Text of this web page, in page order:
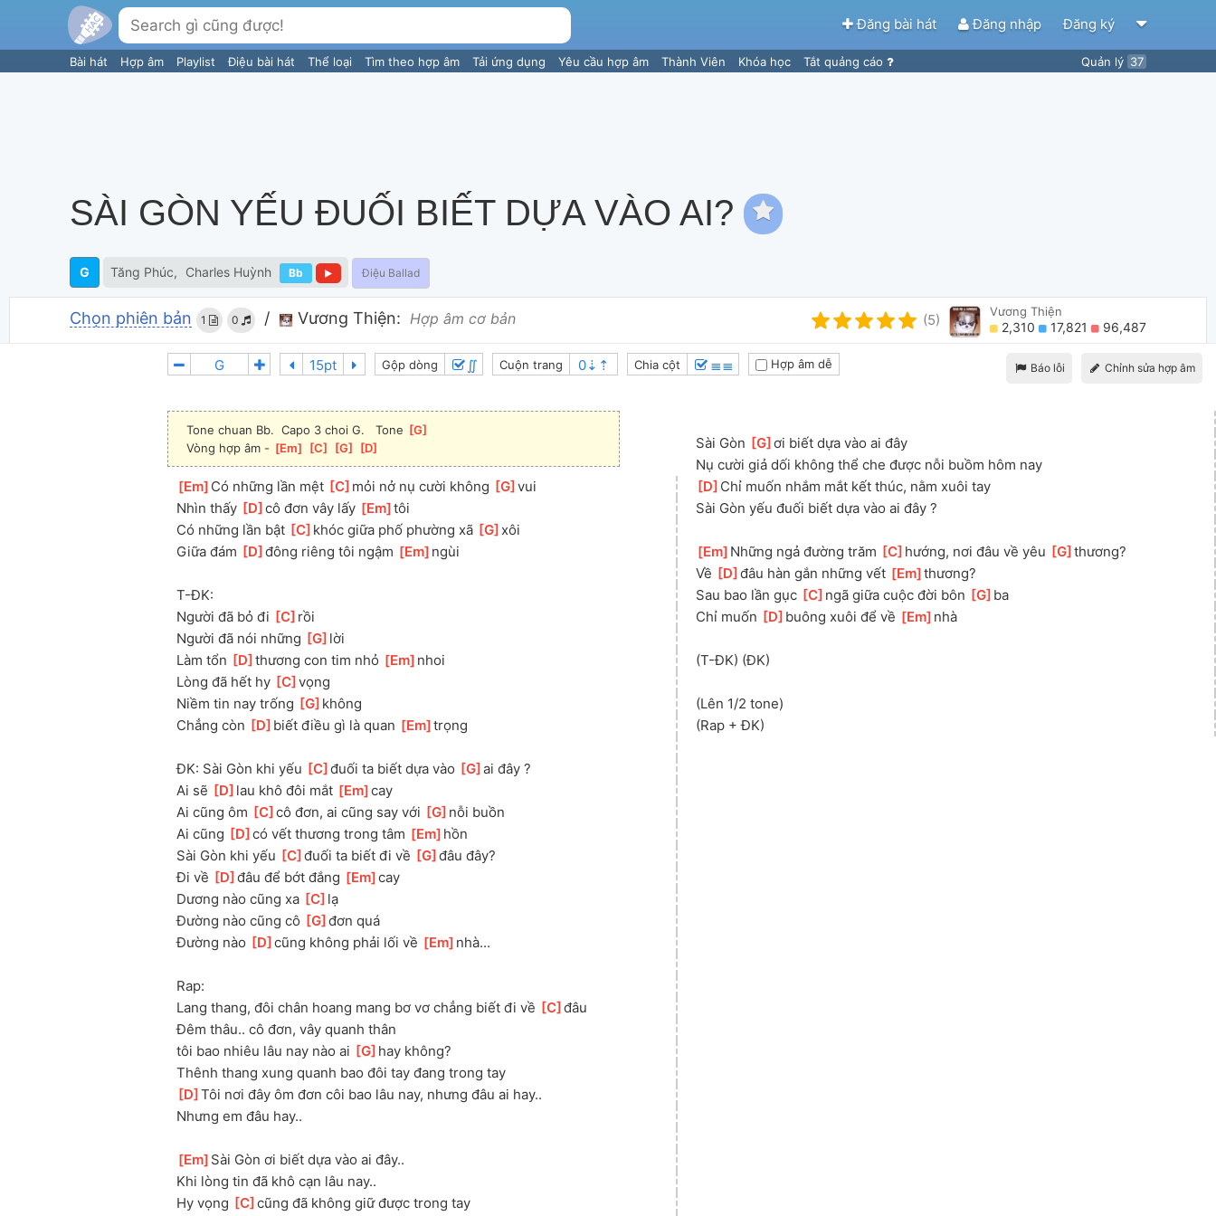
Đăng bài hát Đăng nhập Đăng ký
Bài hát Hợp âm Playlist Điệu bài hát Thể loại Tìm theo hợp âm Tải ứng dụng Yêu cầu hợp âm Thành Viên Khóa học Tắt quảng cáo Quản lý 37
SÀI GÒN YẾU ĐUỐI BIẾT DỰA VÀO AI?
G Tăng Phúc Charles Huỳnh Bb Điệu Ballad
Chọn phiên bản 1 0 / Vương Thiện: Hợp âm cơ bản (5)
Vương Thiện
2,310 17,821 96,487
Báo lỗi Chỉnh sửa hợp âm
Gộp dòng ∬ Cuộn trang Chia cột ≣≣ Hợp âm dễ
Tone chuan Bb.  Capo 3 choi G.   Tone [G
Vòng hợp âm - [Em [C [G [D
[ Em ]Có những lần mệt C ]mỏi nở nụ cười không G ]
vui
Nhìn thấy
D ]
cô đơn vây lấy [ Em ]
tôi
Có những lần bật
C ]khóc giữa phố phường xã G ]xôi
Giữa đám
D ]
đông riêng tôi ngậm [ Em ]ngùi
T-ĐK:
Người đã bỏ đi
C ]rồi
Người đã nói những
G ]lời
Làm tổn
D ]
thương con tim nhỏ [ Em ]nhoi
Lòng đã hết hy
C ]
vọng
Niềm tin nay trống
G ]không
Chẳng còn
D ]biết điều gì là quan [ Em ]
trọng
ĐK: Sài Gòn khi yếu C ]
đuối ta biết dựa vào G ]
ai đây ?
Ai sẽ
D ]lau khô đôi mắt [ Em ]
cay
Ai cũng ôm
C ]
cô đơn, ai cũng say với G ]nỗi buồn
Ai cũng
D ]
có vết thương trong tâm [ Em ]hồn
Sài Gòn khi yếu
C ]
đuối ta biết đi về G ]
đâu đây?
Đi về
D ]
đâu để bớt đắng [ Em ]
cay
Dương nào cũng xa
C ]lạ
Đường nào cũng cô
G ]
đơn quá
Đường nào
D ]
cũng không phải lối về [ Em ]nhà...
Rap:
Lang thang, đôi chân hoang mang bơ vơ chẳng biết đi về
C ]
đâu
Đêm thâu.. cô đơn, vây quanh thân
tôi bao nhiêu lâu nay nào ai G ]hay không?
Thênh thang xung quanh bao đôi tay đang trong tay
D ]
Tôi nơi đây ôm đơn côi bao lâu nay, nhưng đâu ai hay..
Nhưng em đâu hay..
[ Em ]Sài Gòn ơi biết dựa vào ai đây..
Khi lòng tin đã khô cạn lâu nay..
Hy vọng
C ]
cũng đã không giữ được trong tay
Sài Gòn G ]
ơi biết dựa vào ai đây
Nụ cười giả dối không thể che được nỗi buồm hôm nay
D ]Chỉ muốn nhắm mắt kết thúc, nằm xuôi tay
Sài Gòn yếu đuối biết dựa vào ai đây ?
[Em ]Những ngả đường trăm C ]hướng, nơi đâu về yêu G ]
thương?
Về
D ]
đâu hàn gắn những vết [Em ]
thương?
Sau bao lần gục
C ]ngã giữa cuộc đời bôn G ]ba
Chỉ muốn
D ]buông xuôi để về [Em ]nhà
(T-ĐK) (ĐK)
(Lên 1/2 tone)
(Rap + ĐK)